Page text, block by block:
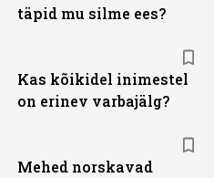
täpid mu silme ees?
Kas kõikidel inimestel
on erinev varbajälg?
Mehed norskavad